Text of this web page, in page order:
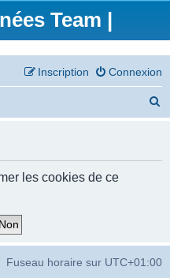
Team |
Connexion
Inscription
c
les cookies de ce
Fuseau horaire sur UTC+01:00